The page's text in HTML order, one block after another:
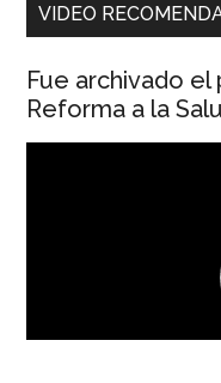
VIDEO
Fue archivado
Reforma a la